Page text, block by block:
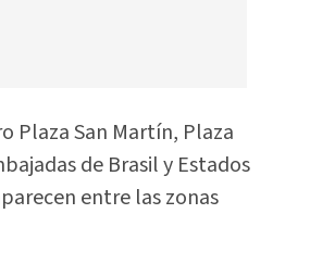
Plaza San Martín, Plaza
de Brasil y Estados
entre las zonas